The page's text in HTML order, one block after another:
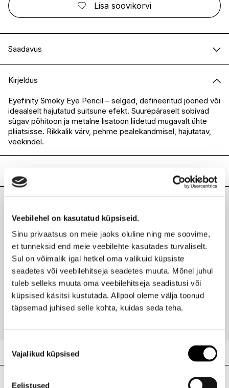
Veebilehel on kasutatud küpsiseid.
Sinu privaatsus on meie jaoks oluline ning me soovime,
et tunneksid end meie veebilehte kasutades turvaliselt.
Sul on võimalik igal hetkel oma valikuid küpsiste
seadetes või veebilehitseja seadetes muuta. Mõnel juhul
tuleb selleks muuta oma veebilehitseja seadistusi või
küpsised käsitsi kustutada. Allpool oleme välja toonud
täpsemad juhised selle kohta, kuidas seda teha.
valik
Vajalikud küpsised
Eelistused
Lisa soovikorvi
Saadavus
I.L.U. Kristiine
I.L.U. Ülemiste
Ei ole saadaval
I.L.U. Rocca
Ei ole saadaval
I.L.U. Lõunakeskus
Ei ole saadaval
I.L.U. Pärnu
Kirjeldus
Eyefinity Smoky Eye Pencil – selged, defineeritud jooned või
ideaalselt hajutatud suitsune efekt. Suurepäraselt sobivad
sügav põhitoon ja metalne lisatoon liidetud mugavalt ühte
pliiatsisse. Rikkalik värv, pehme pealekandmisel, hajutatav,
veekindel.
Ribakood
0000096122877
Viimati vaadatud tooted
MAX FACTOR
Eyefinity Smoky silmapliiats
13,90 €
Meie poed